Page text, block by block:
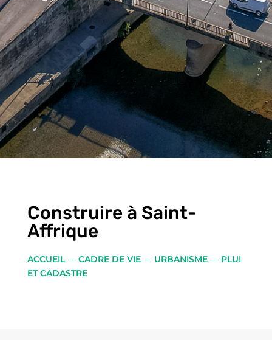
Construire à Saint-
Affrique
ACCUEIL K CADRE DE VIE K URBANISME K PLUI
ET CADASTRE